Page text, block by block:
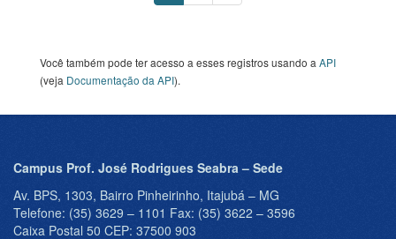
Você também pode ter acesso a esses registros usando a API
(veja Documentação da API).
Campus Prof. José Rodrigues Seabra – Sede
Av. BPS, 1303, Bairro Pinheirinho, Itajubá – MG
Telefone: (35) 3629 – 1101 Fax: (35) 3622 – 3596
Caixa Postal 50 CEP: 37500 903